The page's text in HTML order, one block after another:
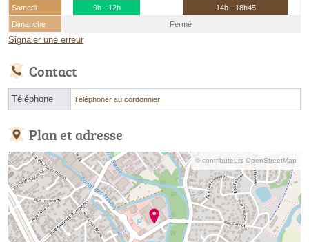
Samedi
9h - 12h
14h - 18h45
Dimanche
Fermé
Signaler une erreur
Contact
Téléphone Téléphoner au cordonnier
Plan et adresse
© contributeurs OpenStreetMap